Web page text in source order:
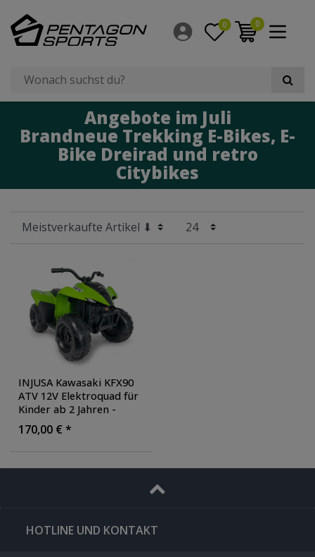
0 0
Angebote im Juli
Brandneue Trekking E-Bikes, E-
Bike Dreirad und retro
Citybikes
Filter
×
Radgröße
INJUSA Kawasaki KFX90
ATV 12V Elektroquad für
Kinder ab 2 Jahren -
batteriebetriebenes
Quad mit Vorwärts- &
170,00 € *
HOTLINE UND KONTAKT